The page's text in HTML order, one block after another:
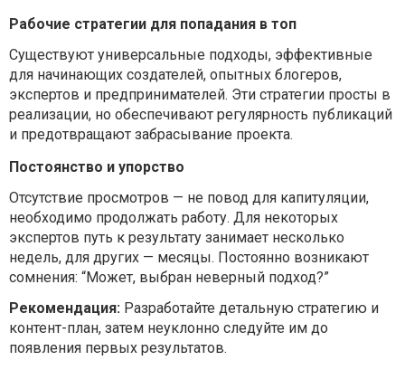
Рабочие стратегии для попадания в топ
Существуют универсальные подходы, эффективные
для начинающих создателей, опытных блогеров,
экспертов и предпринимателей. Эти стратегии просты в
реализации, но обеспечивают регулярность публикаций
и предотвращают забрасывание проекта.
Постоянство и упорство
Отсутствие просмотров — не повод для капитуляции,
необходимо продолжать работу. Для некоторых
экспертов путь к результату занимает несколько
недель, для других — месяцы. Постоянно возникают
сомнения: “Может, выбран неверный подход?”
Рекомендация: Разработайте детальную стратегию и
контент-план, затем неуклонно следуйте им до
появления первых результатов.